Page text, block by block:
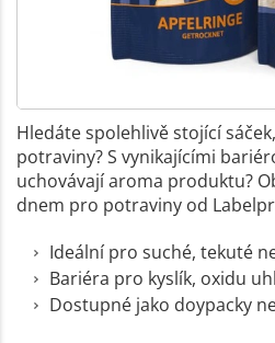
Hledáte spolehlivě stojící
potraviny? S vynikajícími
uchovávají aroma produktu?
dnem pro potraviny od
Ideální pro suché, tekuté
Bariéra pro kyslík, oxidu
Dostupné jako doypacky